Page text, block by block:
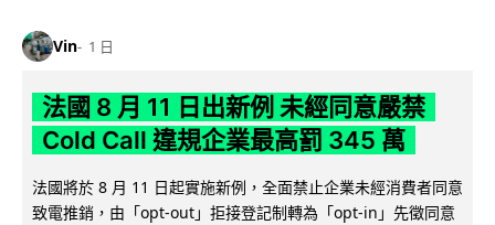
Vin 1 日
法國 8 月 11 日出新例 未經同意嚴禁
Cold Call 違規企業最高罰 345 萬
法國將於 8 月 11 日起實施新例，全面禁止企業未經消費者同意
致電推銷，由「opt-out」拒接登記制轉為「opt-in」先徵同意